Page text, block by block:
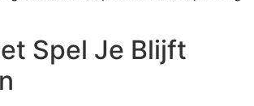
Spel Je Blijft